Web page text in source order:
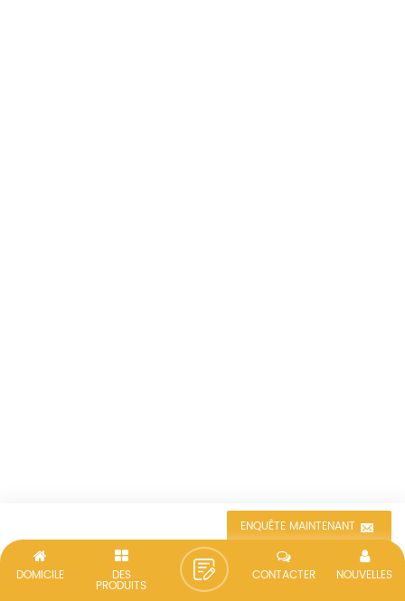
ENQUÊTE MAINTENANT
DOMICILE DES
PRODUITS
NOUVELLES
CONTACTER